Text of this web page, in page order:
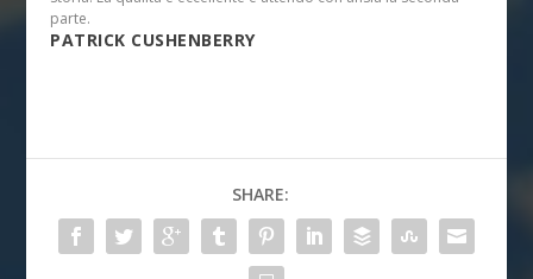
parte.
PATRICK CUSHENBERRY
SHARE: